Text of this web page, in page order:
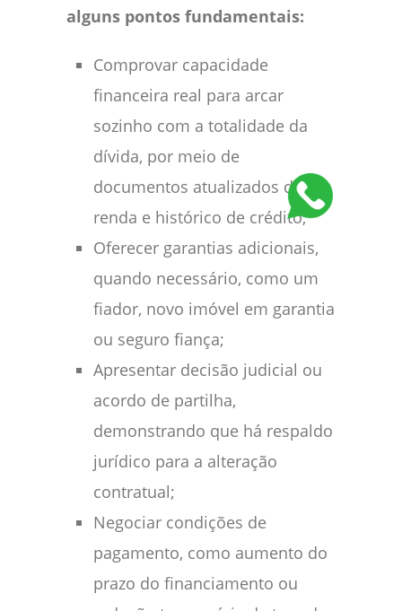
alguns pontos fundamentais:
Comprovar capacidade
financeira real para arcar
sozinho com a totalidade da
dívida, por meio de
documentos atualizados de
renda e histórico de crédito;
Oferecer garantias adicionais,
quando necessário, como um
fiador, novo imóvel em garantia
ou seguro fiança;
Apresentar decisão judicial ou
acordo de partilha,
demonstrando que há respaldo
jurídico para a alteração
contratual;
Negociar condições de
pagamento, como aumento do
prazo do financiamento ou